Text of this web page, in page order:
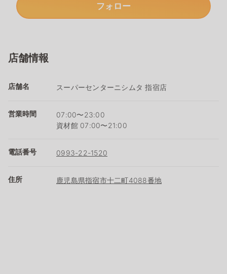
フォロー
店舗情報
店舗名 スーパーセンターニシムタ 指宿店
営業時間
07:00〜23:00
資材館 07:00〜21:00
電話番号 0993-22-1520
住所 鹿児島県指宿市十二町4088番地